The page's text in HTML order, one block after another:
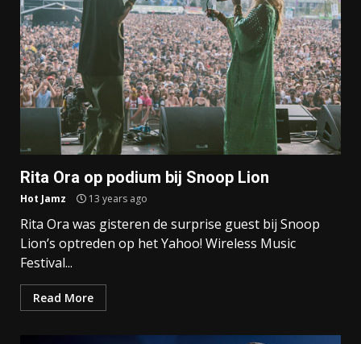
Rita Ora op podium bij Snoop Lion
Hot Jamz 13 years ago
Rita Ora was gisteren de surprise guest bij Snoop
Lion’s optreden op het Yahoo! Wireless Music
Festival...
Read More